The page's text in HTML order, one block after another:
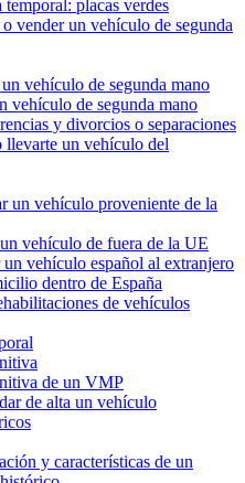
placas verdes
o vender un vehículo de segunda
vehículo de segunda mano
vehículo de segunda mano
y divorcios o separaciones
llevarte un vehículo del
un vehículo proveniente de la
vehículo de fuera de la UE
un vehículo español al extranjero
dentro de España
de vehículos
de un VMP
de alta un vehículo
y características de un